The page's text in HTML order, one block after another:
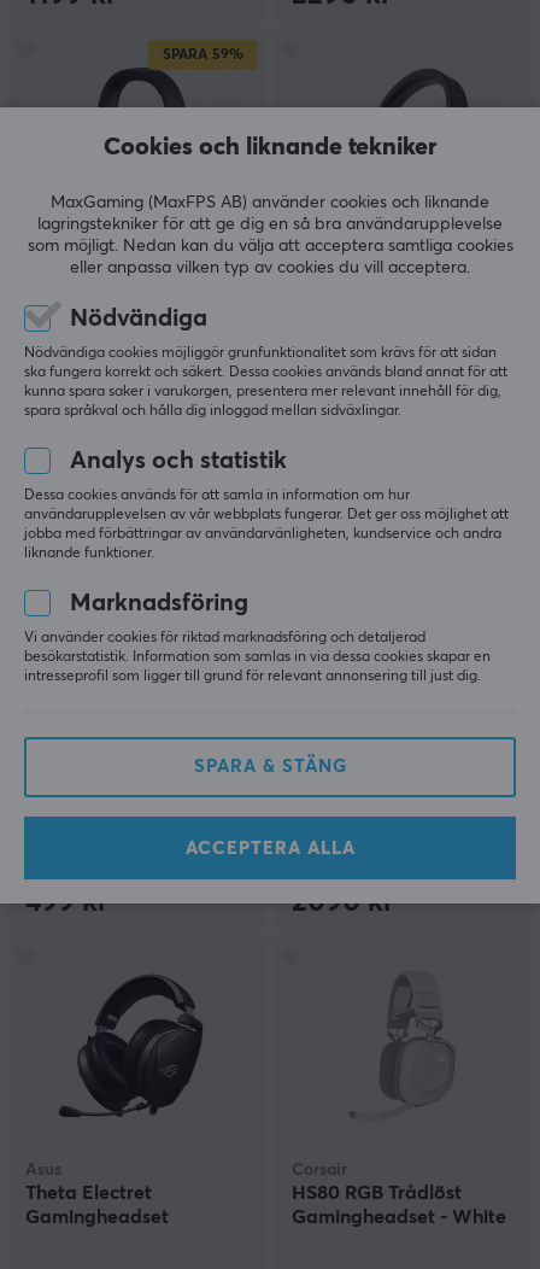
SPARA 59%
Gaming Headset
Chroma RGB - Svart
(2)
899 kr (2190 kr)
Turtle Beach
(0)
H9 7.1 Gaming Headset
499 kr
ROG Delta S
Gamingheadset
(0)
2090 kr
Asus
Theta Electret
Gamingheadset
Corsair
HS80 RGB Trådlöst
Gamingheadset - White
Cookies och liknande tekniker
MaxGaming (MaxFPS AB) använder cookies och liknande
lagringstekniker för att ge dig en så bra användarupplevelse
som möjligt. Nedan kan du välja att acceptera samtliga cookies
eller anpassa vilken typ av cookies du vill acceptera.
Nödvändiga
Nödvändiga cookies möjliggör grunfunktionalitet som krävs för att sidan
ska fungera korrekt och säkert. Dessa cookies används bland annat för att
kunna spara saker i varukorgen, presentera mer relevant innehåll för dig,
spara språkval och hålla dig inloggad mellan sidväxlingar.
Analys och statistik
Dessa cookies används för att samla in information om hur
användarupplevelsen av vår webbplats fungerar. Det ger oss möjlighet att
jobba med förbättringar av användarvänligheten, kundservice och andra
liknande funktioner.
Marknadsföring
Vi använder cookies för riktad marknadsföring och detaljerad
besökarstatistik. Information som samlas in via dessa cookies skapar en
intresseprofil som ligger till grund för relevant annonsering till just dig.
SPARA & STÄNG
ACCEPTERA ALLA